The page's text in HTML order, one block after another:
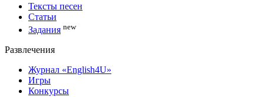
Тексты песен
Статьи
Задания new
Развлечения
Журнал «English4U»
Игры
Конкурсы